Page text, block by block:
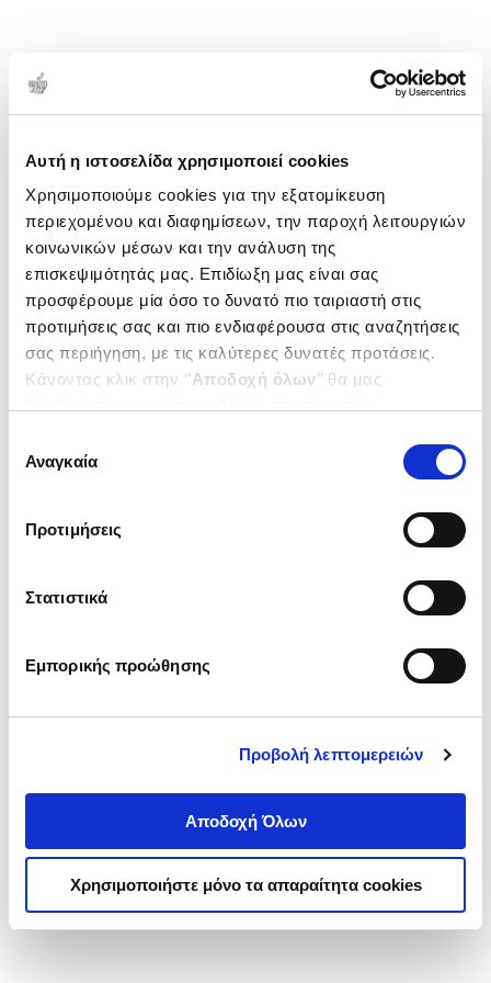
Αυτή η ιστοσελίδα χρησιμοποιεί cookies
Χρησιμοποιούμε cookies για την εξατομίκευση
περιεχομένου και διαφημίσεων, την παροχή λειτουργιών
κοινωνικών μέσων και την ανάλυση της
επισκεψιμότητάς μας. Επιδίωξη μας είναι σας
προσφέρουμε μία όσο το δυνατό πιο ταιριαστή στις
προτιμήσεις σας και πιο ενδιαφέρουσα στις αναζητήσεις
σας περιήγηση, με τις καλύτερες δυνατές προτάσεις.
Κάνοντας κλικ στην ‘’Αποδοχή όλων’’ θα μας
ενδιαφέρουν και να επιλέξετε από τα παρακάτω με την
΄΄και να ενημερωθείτε σχετικά με
συγκατάθεσης
Αναγκαία
Προτιμήσεις
Στατιστικά
Εμπορικής προώθησης
Προβολή λεπτομερειών
Αποδοχή Όλων
Χρησιμοποιήστε μόνο τα απαραίτητα cookies